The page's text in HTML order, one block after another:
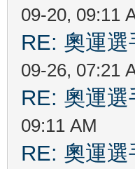
09-20, 09:11
RE: 奧運
09-26, 07:21
RE: 奧運
09:11 AM
RE: 奧運